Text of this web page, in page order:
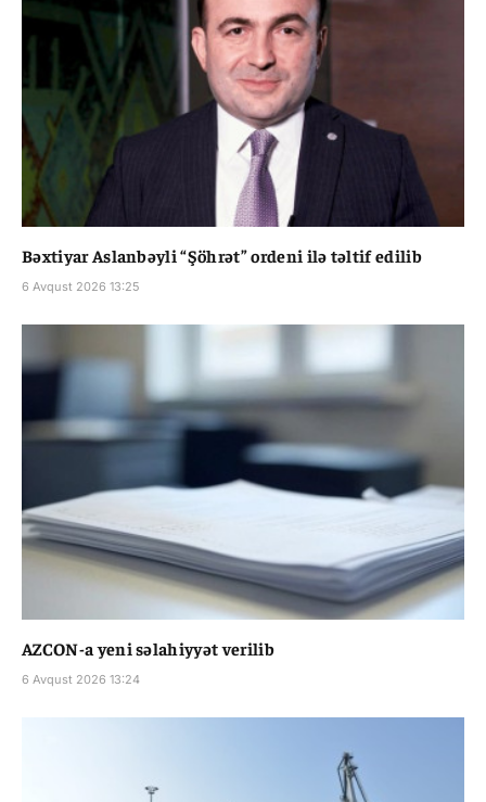
Bəxtiyar Aslanbəyli “Şöhrət” ordeni ilə təltif edilib
6 Avqust 2026 13:25
AZCON-a yeni səlahiyyət verilib
6 Avqust 2026 13:24